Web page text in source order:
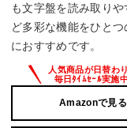
も文字盤を読み取り
ど多彩な機能をひと
におすすめです。
Amazonで見る